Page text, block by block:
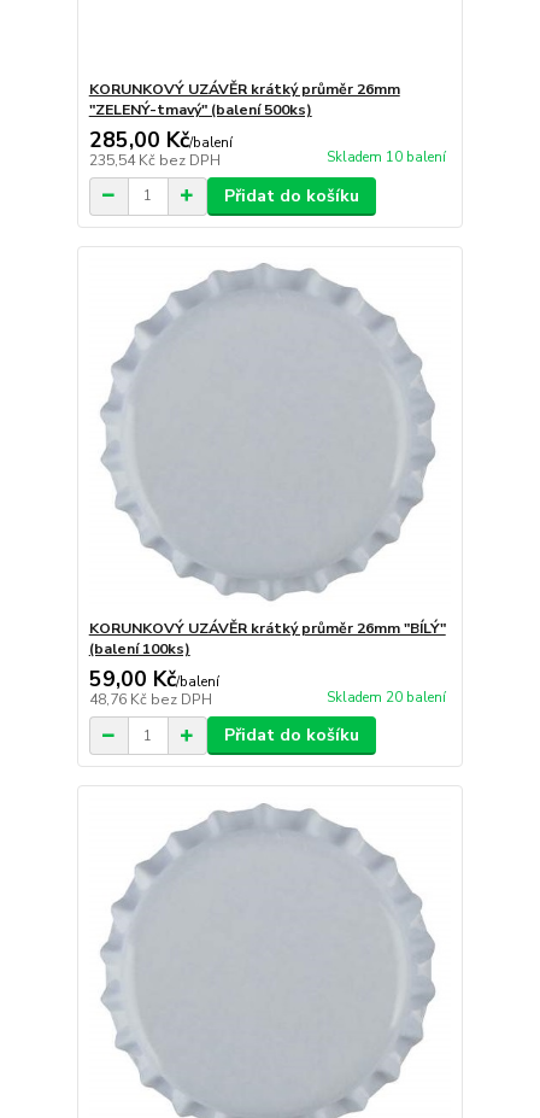
KORUNKOVÝ UZÁVĚR krátký průměr 26mm
"ZELENÝ-tmavý" (balení 500ks)
285,00 Kč/balení
235,54 Kč bez DPH Skladem 10 balení
Přidat do košíku
KORUNKOVÝ UZÁVĚR krátký průměr 26mm "BÍLÝ"
(balení 100ks)
59,00 Kč/balení
48,76 Kč bez DPH Skladem 20 balení
Přidat do košíku